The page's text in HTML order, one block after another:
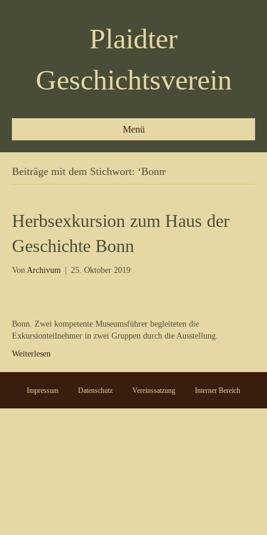
Plaidter
Geschichtsverein
Menü
Beiträge mit dem Stichwort: ‘Bonn̵
Herbsexkursion zum Haus der
Geschichte Bonn
Von Archivum 25. Oktober 2019
Bonn. Zwei kompetente Museumsführer begleiteten die
Exkursionteilnehmer in zwei Gruppen durch die Ausstellung.
Weiterlesen
Impressum Datenschutz Vereinssatzung Interner Bereich